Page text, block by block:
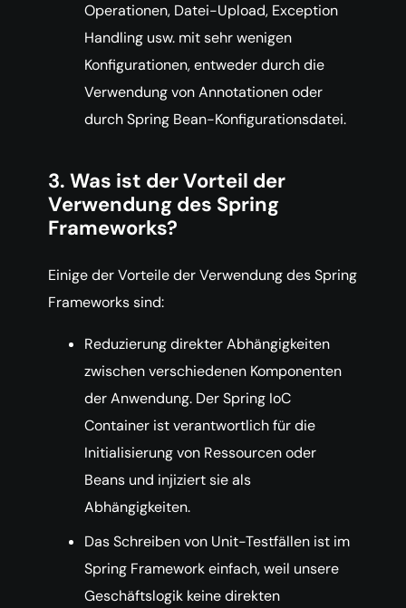
Operationen, Datei-Upload, Exception
Handling usw. mit sehr wenigen
Konfigurationen, entweder durch die
Verwendung von Annotationen oder
durch Spring Bean-Konfigurationsdatei.
3. Was ist der Vorteil der
Verwendung des Spring
Frameworks?
Einige der Vorteile der Verwendung des Spring
Frameworks sind:
Reduzierung direkter Abhängigkeiten
zwischen verschiedenen Komponenten
der Anwendung. Der Spring IoC
Container ist verantwortlich für die
Initialisierung von Ressourcen oder
Beans und injiziert sie als
Abhängigkeiten.
Das Schreiben von Unit-Testfällen ist im
Spring Framework einfach, weil unsere
Geschäftslogik keine direkten